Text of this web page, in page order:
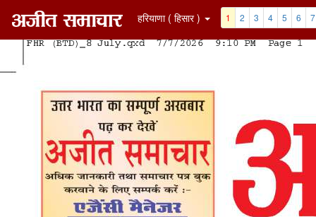
हरियाणा ( हिसार ) 1 2 3 4 5 6 7